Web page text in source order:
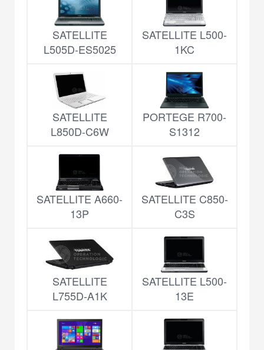
SATELLITE
L505D-ES5025
SATELLITE L500-
1KC
SATELLITE
L850D-C6W
PORTEGE R700-
S1312
SATELLITE A660-
13P
SATELLITE C850-
C3S
SATELLITE
L755D-A1K
SATELLITE L500-
13E